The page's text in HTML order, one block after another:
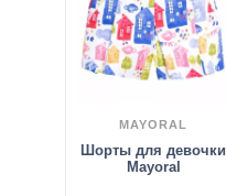
MAYORAL
Шорты для девочки
Mayoral